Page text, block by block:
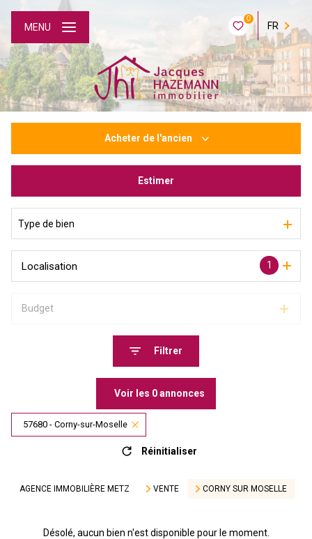
0
FR
MENU
Acheter de l'ancien
Estimer
Type de bien
1
Localisation
Budget
Filtrer
Voir les 0annonces
57680 - Corny-sur-Moselle
Réinitialiser
AGENCE IMMOBILIÈRE METZ VENTE CORNY SUR MOSELLE
Désolé, aucun bien n'est disponible pour le moment.